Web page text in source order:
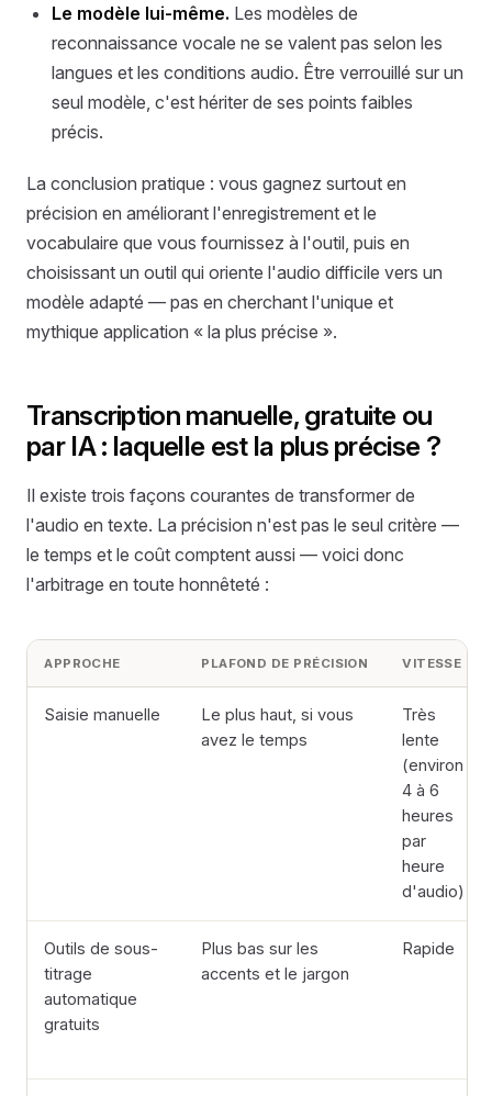
Le modèle lui-même. Les modèles de
reconnaissance vocale ne se valent pas selon les
langues et les conditions audio. Être verrouillé sur un
seul modèle, c'est hériter de ses points faibles
précis.
La conclusion pratique : vous gagnez surtout en
précision en améliorant l'enregistrement et le
vocabulaire que vous fournissez à l'outil, puis en
choisissant un outil qui oriente l'audio difficile vers un
modèle adapté — pas en cherchant l'unique et
mythique application « la plus précise ».
Transcription manuelle, gratuite ou
par IA : laquelle est la plus précise ?
Il existe trois façons courantes de transformer de
l'audio en texte. La précision n'est pas le seul critère —
le temps et le coût comptent aussi — voici donc
l'arbitrage en toute honnêteté :
APPROCHE PLAFOND DE PRÉCISION VITESSE
Saisie manuelle
Le plus haut, si vous
avez le temps
Très
lente
(environ
4 à 6
heures
par
heure
d'audio)
Outils de sous-
titrage
automatique
gratuits
Plus bas sur les
accents et le jargon
Rapide